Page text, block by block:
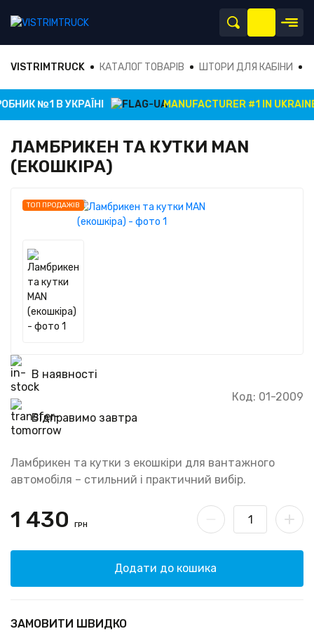
VISTRIMTRUCK КАТАЛОГ ТОВАРІВ ШТОРИ ДЛЯ КАБІНИ
№1 В УКРАЇНІ MANUFACTURER #1 IN UKRAINE
ЛАМБРИКЕН ТА КУТКИ MAN
(ЕКОШКІРА)
ТОП ПРОДАЖІВ
В наявності
Відправимо завтра
Код: 01-2009
Ламбрикен та кутки з екошкіри для вантажного
автомобіля – стильний і практичний вибір.
1 430 ГРН
Додати до кошика
ЗАМОВИТИ ШВИДКО